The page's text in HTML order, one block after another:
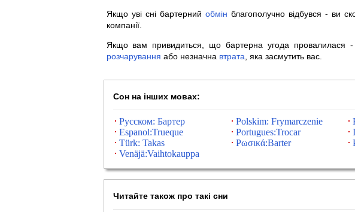
Якщо уві сні бартерний обмін благополучно відбувся - ви
компанії.
Якщо вам привидиться, що бартерна угода провалилася
розчарування або незначна втрата , яка засмутить вас.
Сон на інших мовах:
Русском: Бартер Polskim: Frymarczenie
Espanol:Trueque
Portugues:Trocar
Türk: Takas
Ρωσικά:Barter
Venäjä:Vaihtokauppa
Читайте також про такі сни